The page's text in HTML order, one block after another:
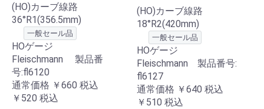
(HO)カーブ線路
36°R1(356.5mm)
一般セール品
HOゲージ
Fleischmann 製品番
号:fl6120
通常価格 ￥660 税込
￥520 税込
(HO)カーブ線路
18°R2(420mm)
一般セール品
HOゲージ
Fleischmann 製品番号:
fl6127
通常価格 ￥640 税込
￥510 税込